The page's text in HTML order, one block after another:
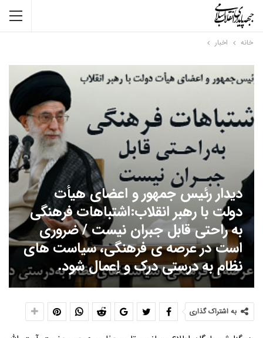
خانه اخبار
دیدار رئیس جمهور و اعضای هیأت
دولت با رهبر انقلاب:اشتباهات فرهنگی
به راحتی قابل جبران نیست / ضروری
است در عرصه ی فرهنگی، سیاست های
نظام به درستی درک و اِعمال شود.
به اشتراک گذاری